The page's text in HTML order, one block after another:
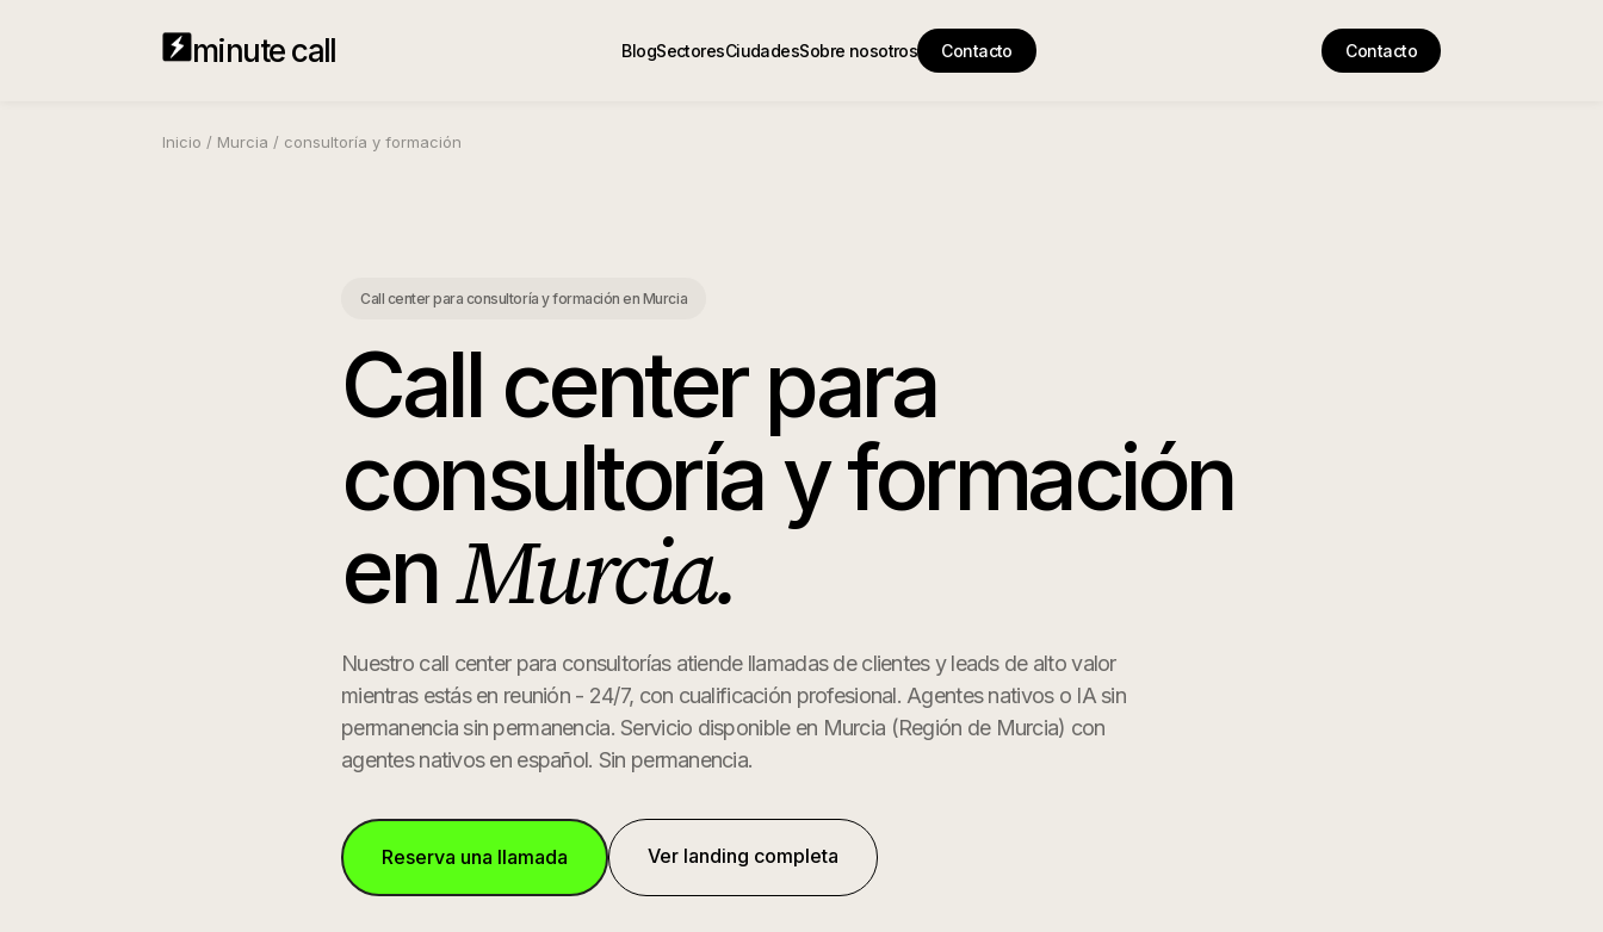
minute call BlogSectoresCiudadesSobre nosotros Contacto Contacto
Inicio / Murcia / consultoría y formación
Call center para consultoría y formación en Murcia
Call center para
consultoría y formación
enMurcia.
Nuestro call center para consultorías atiende llamadas de clientes y leads de alto valor
mientras estás en reunión - 24/7, con cualificación profesional. Agentes nativos o IA sin
permanencia sin permanencia. Servicio disponible en Murcia (Región de Murcia) con
agentes nativos en español. Sin permanencia.
Reserva una llamada Ver landing completa